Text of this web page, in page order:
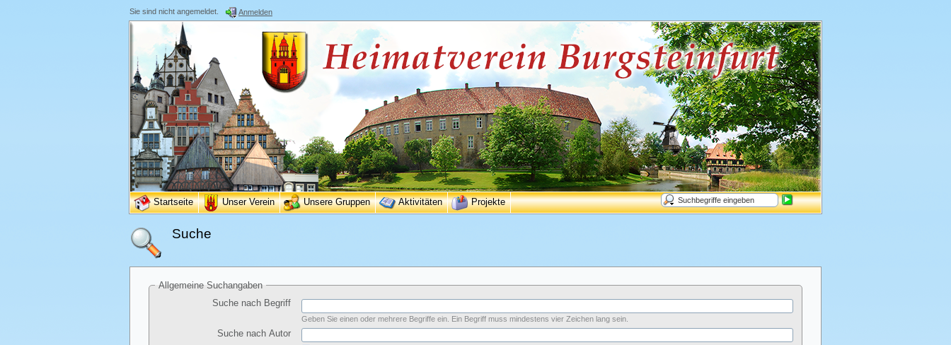
Sie sind nicht angemeldet. Anmelden
Startseite Unser Verein Unsere Gruppen Aktivitäten Projekte
Suche
Allgemeine Suchangaben
Suche nach Begriff
Geben Sie einen oder mehrere Begriffe ein. Ein Begriff muss mindestens vier Zeichen lang sein.
Suche nach Autor